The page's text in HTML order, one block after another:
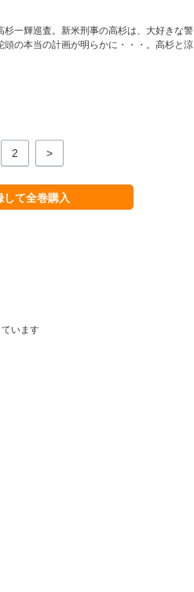
一輝巡査。新米刑事の高杉は、大好きな警
の本当の計画が明らかに・・・。高杉と涼
2 >
して全巻購入
います